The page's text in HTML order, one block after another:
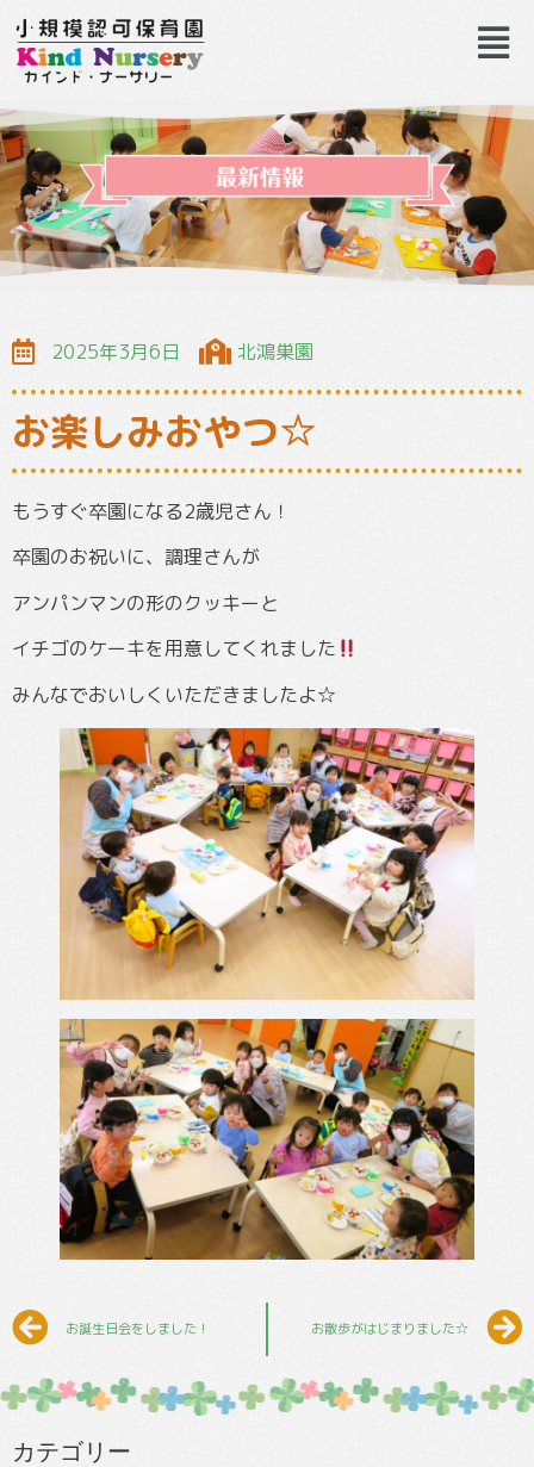
2025年3月6日 北鴻巣園
お楽しみおやつ☆
もうすぐ卒園になる2歳児さん！
卒園のお祝いに、調理さんが
アンパンマンの形のクッキーと
イチゴのケーキを用意してくれました
みんなでおいしくいただきましたよ☆
お誕生日会をしました！ お散歩がはじまりました☆
カテゴリー